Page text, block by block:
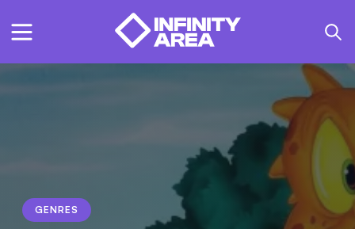
GENRES